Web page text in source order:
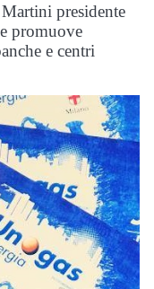
presidente
promuove
e centri